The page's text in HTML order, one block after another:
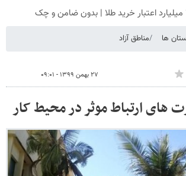
ها مناطق آزاد
۲۷ بهمن ۱۳۹۹ - ۰۹:۰۱
های ارتباط موثر در محیط کار